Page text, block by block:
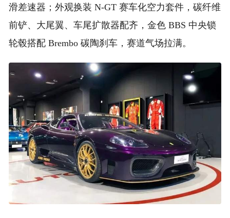
滑差速器；外观换装 N-GT 赛车化空力套件，碳纤维
前铲、大尾翼、车尾扩散器配齐，金色 BBS 中央锁
轮毂搭配 Brembo 碳陶刹车，赛道气场拉满。